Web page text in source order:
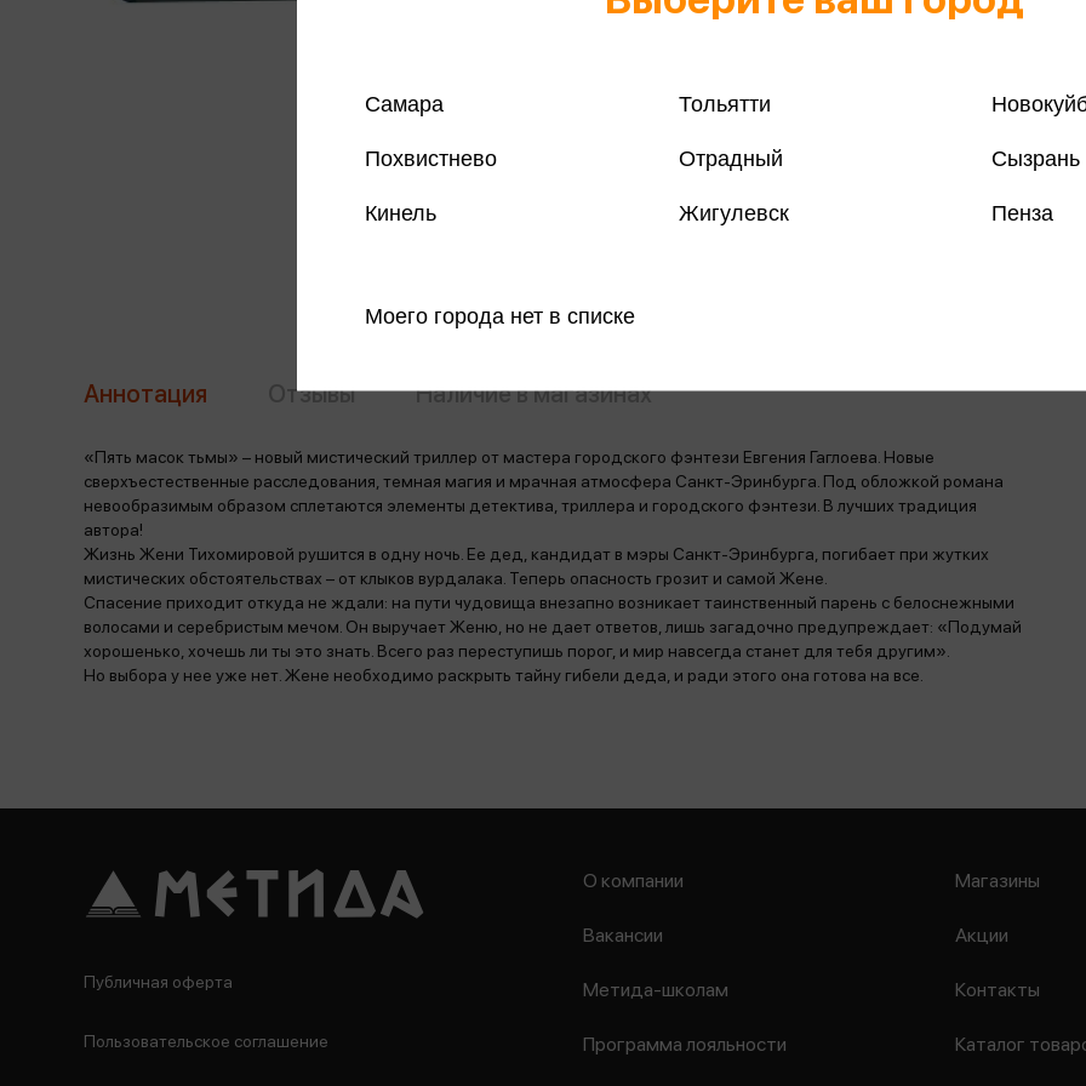
Все книги
Аннотация Отзывы Наличие в магазинах
«Пять масок тьмы» – новый мистический триллер от мастера городского фэнтези Евгения Гаглоева. Новые
сверхъестественные расследования, темная магия и мрачная атмосфера Санкт-Эринбурга. Под обложкой романа
невообразимым образом сплетаются элементы детектива, триллера и городского фэнтези. В лучших традиция
автора!
Жизнь Жени Тихомировой рушится в одну ночь. Ее дед, кандидат в мэры Санкт-Эринбурга, погибает при жутких
мистических обстоятельствах – от клыков вурдалака. Теперь опасность грозит и самой Жене.
Спасение приходит откуда не ждали: на пути чудовища внезапно возникает таинственный парень с белоснежными
волосами и серебристым мечом. Он выручает Женю, но не дает ответов, лишь загадочно предупреждает: «Подумай
хорошенько, хочешь ли ты это знать. Всего раз переступишь порог, и мир навсегда станет для тебя другим».
Но выбора у нее уже нет. Жене необходимо раскрыть тайну гибели деда, и ради этого она готова на все.
Самара Тольятти
Похвистнево Отрадный Сызрань
Кинель Жигулевск Пенза
Моего города нет в списке
О компании
Вакансии
Метида-школам
Программа лояльности
Магазины
Акции
Контакты
Каталог
Публичная оферта
Пользовательское соглашение